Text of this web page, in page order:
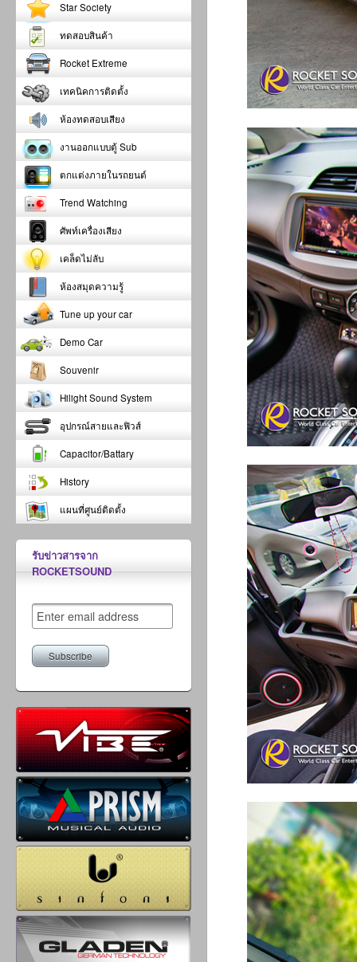
Star Society
ทดสอบสินค้า
Rocket Extreme
เทคนิคการติดตั้ง
ห้องทดสอบเสียง
งานออกแบบตู้ Sub
ตกแต่งภายในรถยนต์
Trend Watching
ศัพท์เครื่องเสียง
เคล็ดไม่ลับ
ห้องสมุดความรู้
Tune up your car
Demo Car
Souvenir
Hilight Sound System
อุปกรณ์สายและฟิวส์
Capacitor/Battary
History
แผนที่ศูนย์ติดตั้ง
รับข่าวสารจาก
ROCKETSOUND